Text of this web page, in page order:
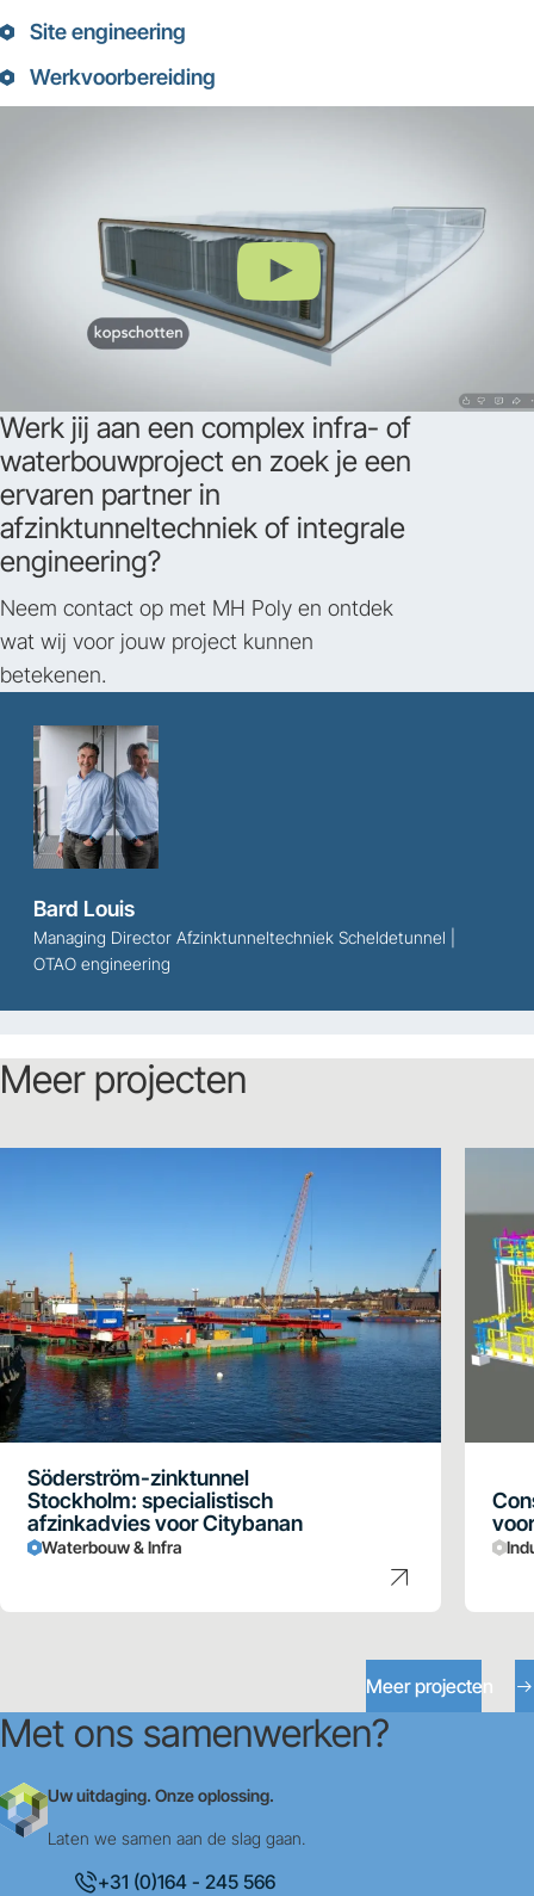
Site engineering
Werkvoorbereiding
Werk jij aan een complex infra- of
waterbouwproject en zoek je een
ervaren partner in
afzinktunneltechniek of integrale
engineering?
Neem contact op met MH Poly en ontdek
wat wij voor jouw project kunnen
betekenen.
Bard Louis
Managing Director Afzinktunneltechniek Scheldetunnel |
OTAO engineering
Meer projecten
Söderström-zinktunnel
Stockholm: specialistisch
afzinkadvies voor Citybanan
Waterbouw & Infra
Meer projecten
Met ons samenwerken?
Uw uitdaging. Onze oplossing.
Laten we samen aan de slag gaan.
+31 (0)164 - 245 566